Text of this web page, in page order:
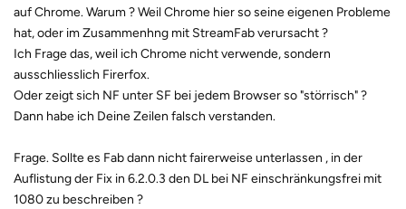
auf Chrome. Warum ? Weil Chrome hier so seine eigenen Probleme
hat, oder im Zusammenhng mit StreamFab verursacht ?
Ich Frage das, weil ich Chrome nicht verwende, sondern
ausschliesslich Firerfox.
Oder zeigt sich NF unter SF bei jedem Browser so "störrisch" ?
Dann habe ich Deine Zeilen falsch verstanden.
Frage. Sollte es Fab dann nicht fairerweise unterlassen , in der
Auflistung der Fix in 6.2.0.3 den DL bei NF einschränkungsfrei mit
1080 zu beschreiben ?